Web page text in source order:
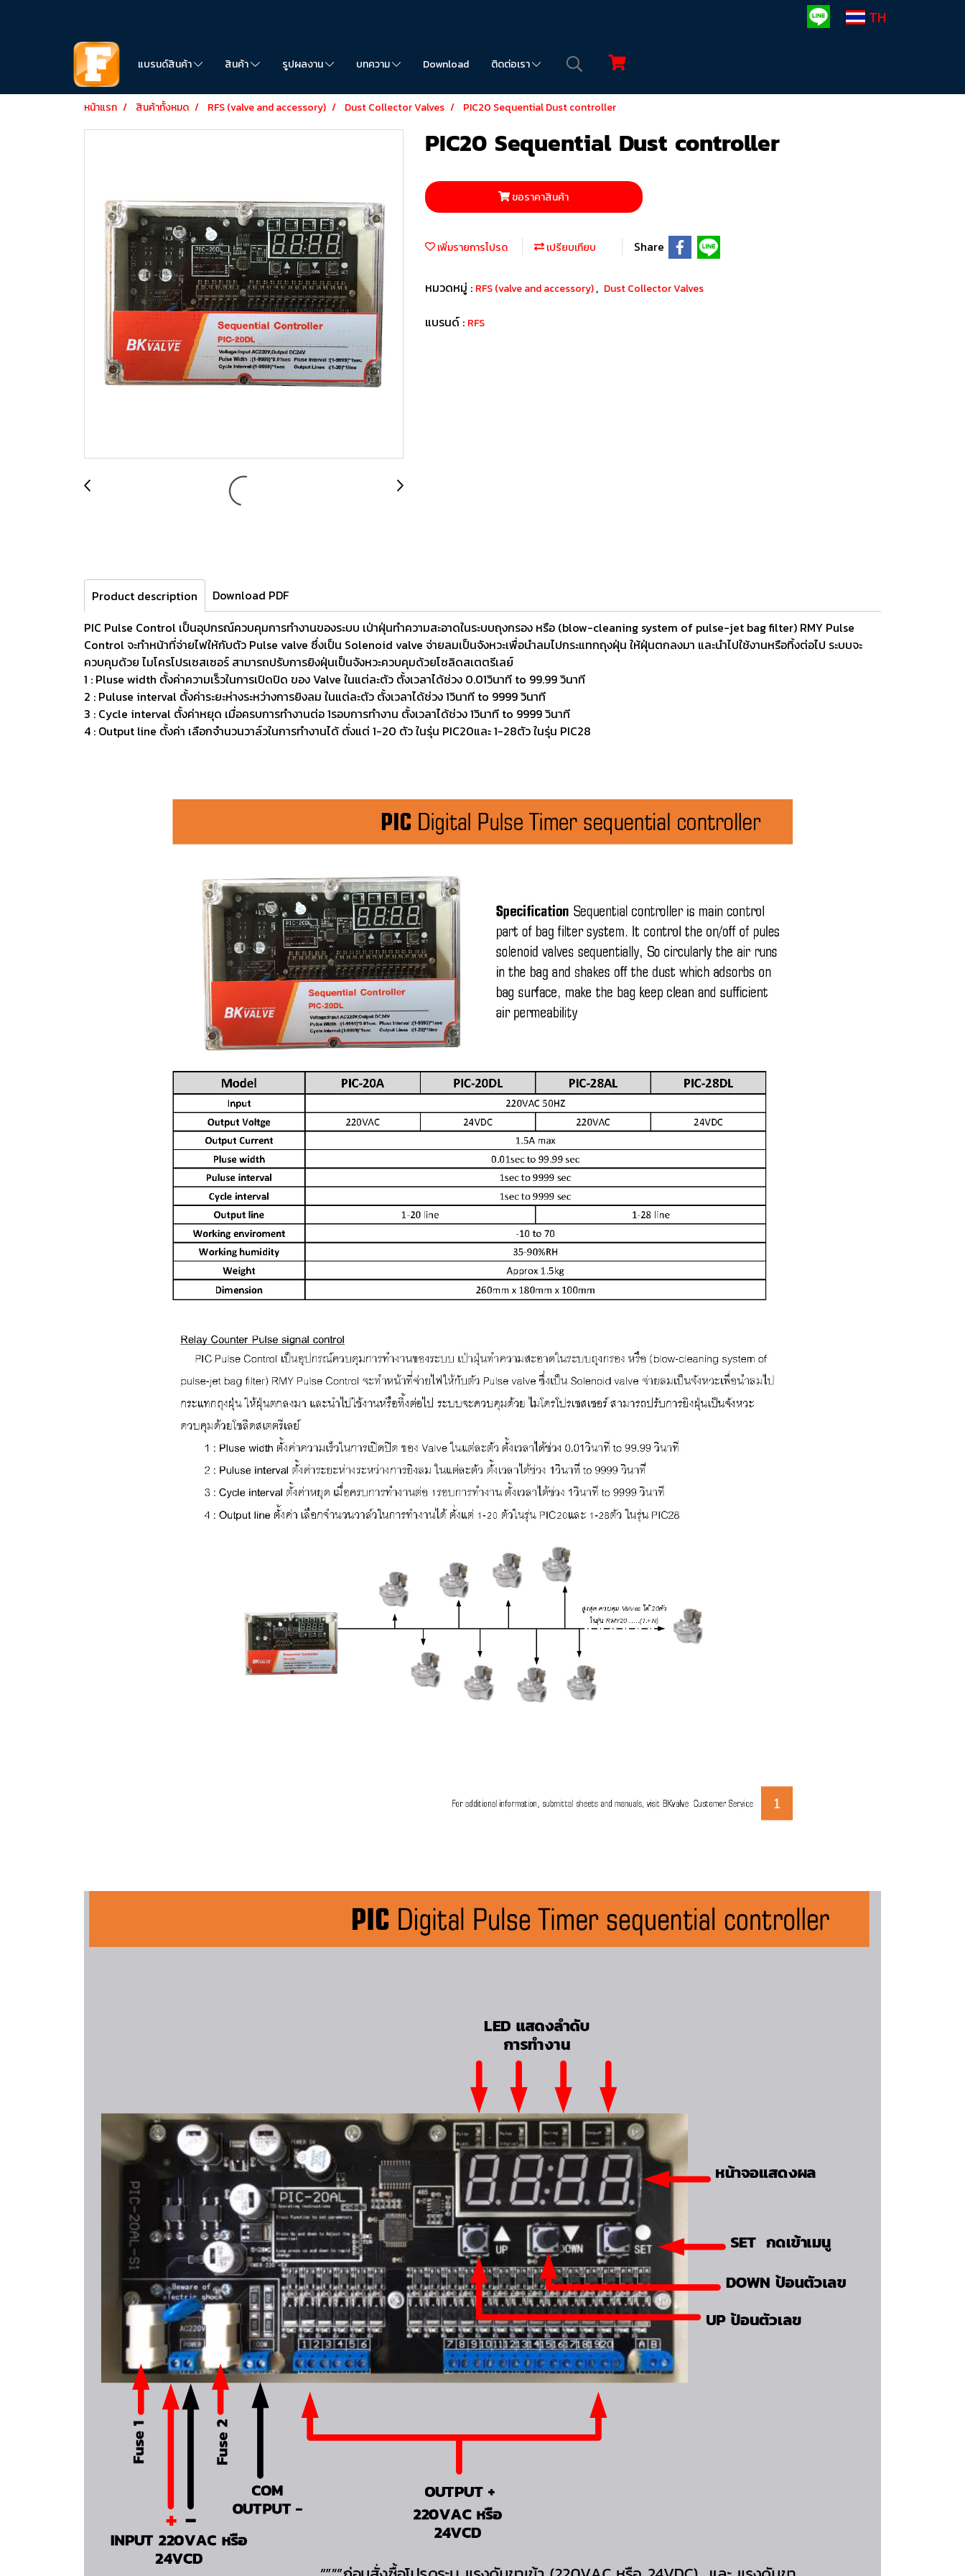
TH
แบรนด์สินค้า สินค้า รูปผลงาน บทความ Download ติดต่อเรา
หน้าแรก สินค้าทั้งหมด RFS (valve and accessory) Dust Collector Valves PIC20 Sequential Dust controller
PIC20 Sequential Dust controller
ขอราคาสินค้า
เพิ่มรายการโปรด เปรียบเทียบ Share
หมวดหมู่ : RFS (valve and accessory), Dust Collector Valves
แบรนด์ : RFS
Product description
Download PDF
PIC Pulse Control เป็นอุปกรณ์ควบคุมการทำงานของระบบ เป่าฝุ่นทำความสะอาดในระบบถุงกรอง หรือ (blow-cleaning system of pulse-jet bag filter) RMY Pulse
Control จะทำหน้าที่จ่ายไฟให้กับตัว Pulse valve ซึ่งเป็น Solenoid valve จ่ายลมเป็นจังหวะเพื่อนำลมไปกระแทกถุงฝุ่น ให้ฝุ่นตกลงมา และนำไปใช้งานหรือทิ้งต่อไป ระบบจะ
ควบคุมด้วย ไมโครโปรเซสเซอร์ สามารถปรับการยิงฝุ่นเป็นจังหวะควบคุมด้วยโซลิดสเตตรีเลย์
1 : Pluse width ตั้งค่าความเร็วในการเปิดปิด ของ Valve ในแต่ละตัว ตั้งเวลาได้ช่วง 0.01วินาที to 99.99 วินาที
2 : Puluse interval ตั้งค่าระยะห่างระหว่างการยิงลม ในแต่ละตัว ตั้งเวลาได้ช่วง 1วินาที to 9999 วินาที
3 : Cycle interval ตั้งค่าหยุด เมื่อครบการทำงานต่อ 1รอบการทำงาน ตั้งเวลาได้ช่วง 1วินาที to 9999 วินาที
4 : Output line ตั้งค่า เลือกจำนวนวาล์วในการทำงานได้ ตั่งแต่ 1-20 ตัว ในรุ่น PIC20และ 1-28ตัว ในรุ่น PIC28